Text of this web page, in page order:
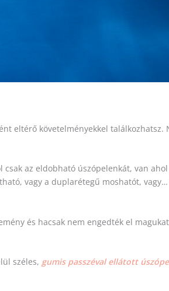
eltérő követelményekkel találkozhatsz.
az eldobható úszópelenkát, van
vagy a duplarétegű moshatót,
és hacsak nem engedték el
széles, gumis passzéval ellátott